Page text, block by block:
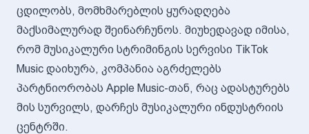
ცდილობს, მომხმარებლის ყურადღება
მაქსიმალურად შეინარჩუნოს. მიუხედავად იმისა,
რომ მუსიკალური სტრიმინგის სერვისი TikTok
Music დაიხურა, კომპანია აგრძელებს
პარტნიორობას Apple Music-თან, რაც ადასტურებს
მის სურვილს, დარჩეს მუსიკალური ინდუსტრიის
ცენტრში.